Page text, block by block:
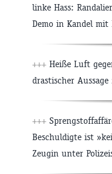
linke Hass:
Demo in Kandel mit
+++ Heiße Luft
drastischer
+++
Beschuldigte ist
Zeugin unter